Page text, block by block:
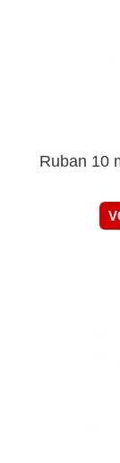
Ruban 10